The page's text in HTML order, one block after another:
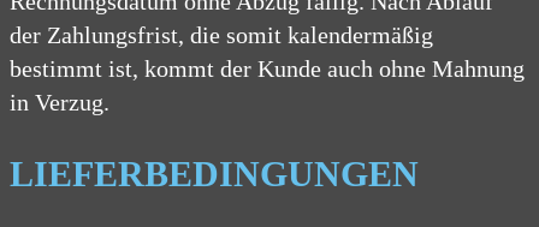
der Zahlungsfrist, die somit kalendermäßig
bestimmt ist, kommt der Kunde auch ohne Mahnung
in Verzug.
LIEFERBEDINGUNGEN